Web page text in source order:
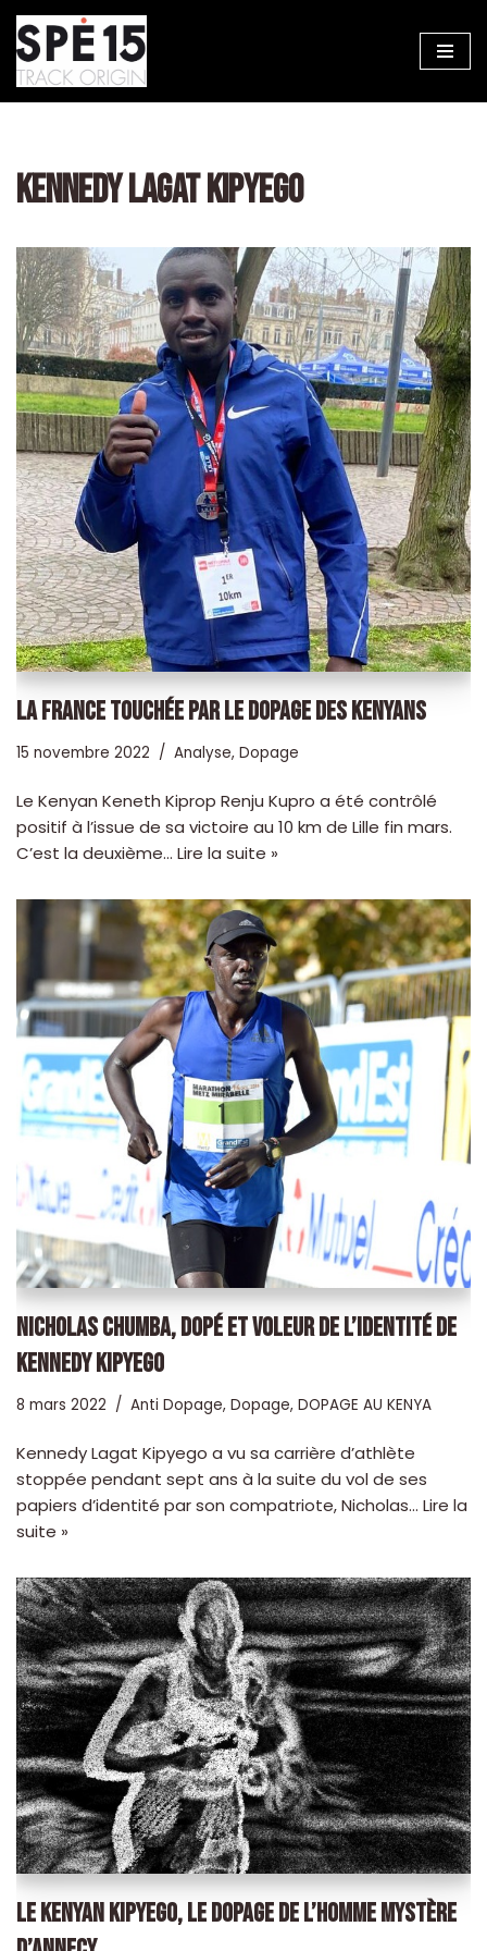
Aller
au
KENNEDY LAGAT KIPYEGO
LA FRANCE TOUCHÉE PAR LE DOPAGE DES KENYANS
15 novembre 2022 Analyse, Dopage
Le Kenyan Keneth Kiprop Renju Kupro a été contrôlé
positif à l’issue de sa victoire au 10 km de Lille fin mars.
C’est la deuxième… Lire la suite »
NICHOLAS CHUMBA, DOPÉ ET VOLEUR DE L’IDENTITÉ DE
KENNEDY KIPYEGO
8 mars 2022 Anti Dopage, Dopage, DOPAGE AU KENYA
Kennedy Lagat Kipyego a vu sa carrière d’athlète
stoppée pendant sept ans à la suite du vol de ses
papiers d’identité par son compatriote, Nicholas… Lire la
suite »
LE KENYAN KIPYEGO, LE DOPAGE DE L’HOMME MYSTÈRE